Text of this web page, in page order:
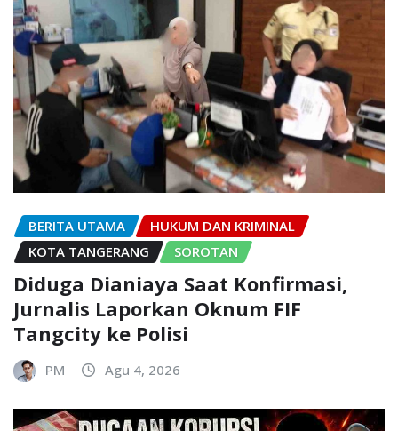
BERITA UTAMA
HUKUM DAN KRIMINAL
KOTA TANGERANG
SOROTAN
Diduga Dianiaya Saat Konfirmasi,
Jurnalis Laporkan Oknum FIF
Tangcity ke Polisi
PM Agu 4, 2026